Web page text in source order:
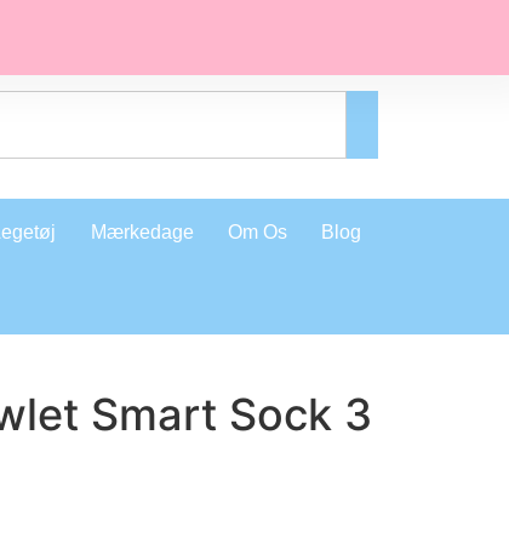
Mærkedage Om Os Blog
Smart Sock 3